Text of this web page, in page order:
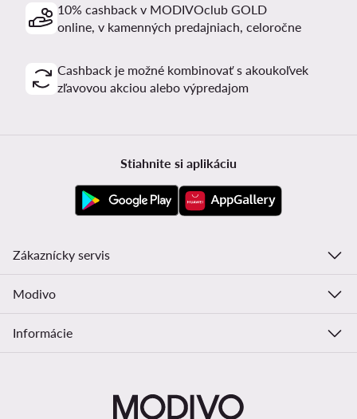
10% cashback v MODIVOclub GOLD
online, v kamenných predajniach, celoročne
Cashback je možné kombinovať s akoukoľvek
zľavovou akciou alebo výpredajom
Stiahnite si aplikáciu
Zákaznícky servis
Modivo
Informácie